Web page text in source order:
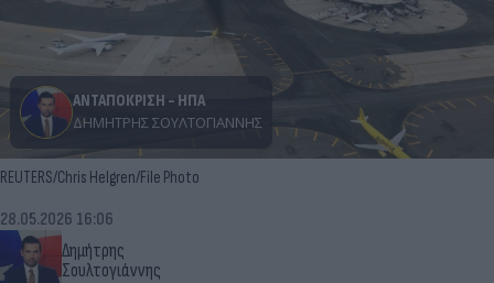
ΑΝΤΑΠΟΚΡΙΣΗ - ΗΠΑ
ΔΗΜΉΤΡΗΣ ΣΟΥΛΤΟΓΙΆΝΝΗΣ
REUTERS/Chris Helgren/File Photo
Δημήτρης
Σουλτογιάννης
28.05.2026 16:06